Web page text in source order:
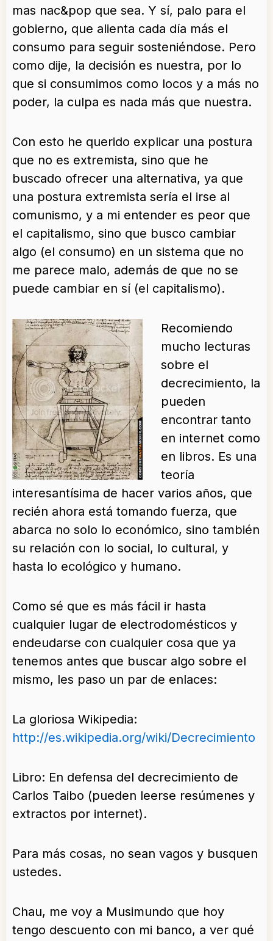
mas nac&pop que sea. Y sí, palo para el
gobierno, que alienta cada día más el
consumo para seguir sosteniéndose. Pero
como dije, la decisión es nuestra, por lo
que si consumimos como locos y a más no
poder, la culpa es nada más que nuestra.
Con esto he querido explicar una postura
que no es extremista, sino que he
buscado ofrecer una alternativa, ya que
una postura extremista sería el irse al
comunismo, y a mi entender es peor que
el capitalismo, sino que busco cambiar
algo (el consumo) en un sistema que no
me parece malo, además de que no se
puede cambiar en sí (el capitalismo).
Recomiendo
mucho lecturas
sobre el
decrecimiento, la
pueden
encontrar tanto
en internet como
en libros. Es una
teoría
interesantísima de hacer varios años, que
recién ahora está tomando fuerza, que
abarca no solo lo económico, sino también
su relación con lo social, lo cultural, y
hasta lo ecológico y humano.
Como sé que es más fácil ir hasta
cualquier lugar de electrodomésticos y
endeudarse con cualquier cosa que ya
tenemos antes que buscar algo sobre el
mismo, les paso un par de enlaces:
La gloriosa Wikipedia:
http://es.wikipedia.org/wiki/Decrecimiento
Libro: En defensa del decrecimiento de
Carlos Taibo (pueden leerse resúmenes y
extractos por internet).
Para más cosas, no sean vagos y busquen
ustedes.
Chau, me voy a Musimundo que hoy
tengo descuento con mi banco, a ver qué